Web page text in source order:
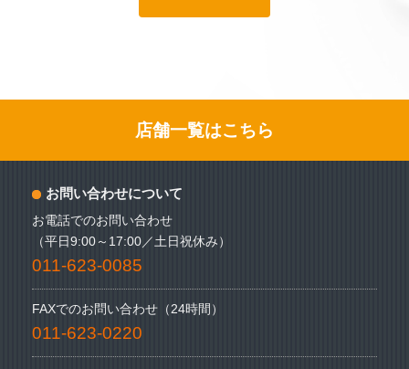
店舗一覧はこちら
お問い合わせについて
お電話でのお問い合わせ
（平日9:00～17:00／土日祝休み）
011-623-0085
FAXでのお問い合わせ（24時間）
011-623-0220